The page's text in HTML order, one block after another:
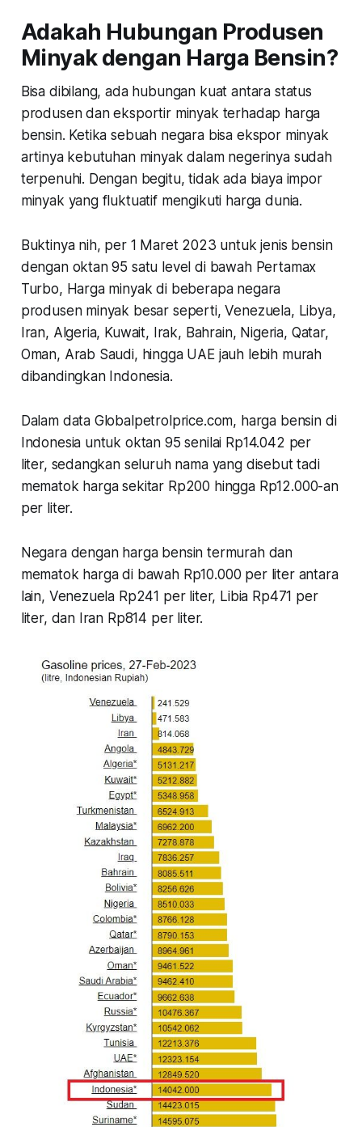
Adakah Hubungan Produsen
Minyak dengan Harga Bensin?
Bisa dibilang, ada hubungan kuat antara status
produsen dan eksportir minyak terhadap harga
bensin. Ketika sebuah negara bisa ekspor minyak
artinya kebutuhan minyak dalam negerinya sudah
terpenuhi. Dengan begitu, tidak ada biaya impor
minyak yang fluktuatif mengikuti harga dunia.
Buktinya nih, per 1 Maret 2023 untuk jenis bensin
dengan oktan 95 satu level di bawah Pertamax
Turbo, Harga minyak di beberapa negara
produsen minyak besar seperti, Venezuela, Libya,
Iran, Algeria, Kuwait, Irak, Bahrain, Nigeria, Qatar,
Oman, Arab Saudi, hingga UAE jauh lebih murah
dibandingkan Indonesia.
Dalam data Globalpetrolprice.com, harga bensin di
Indonesia untuk oktan 95 senilai Rp14.042 per
liter, sedangkan seluruh nama yang disebut tadi
mematok harga sekitar Rp200 hingga Rp12.000-an
per liter.
Negara dengan harga bensin termurah dan
mematok harga di bawah Rp10.000 per liter antara
lain, Venezuela Rp241 per liter, Libia Rp471 per
liter, dan Iran Rp814 per liter.